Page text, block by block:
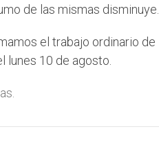
de las mismas disminuye.
el trabajo ordinario
lunes 10 de agosto.